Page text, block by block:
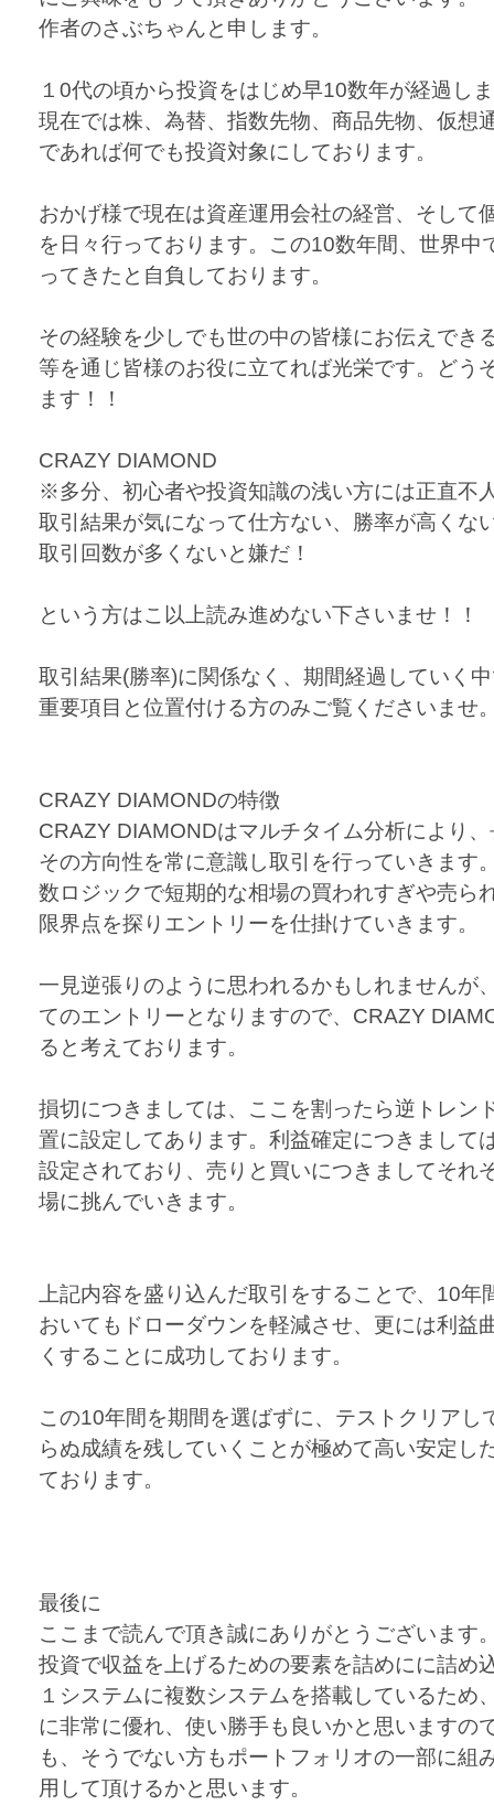
作者のさぶちゃんと申します。
１0代の頃から投資をはじめ早10数年が経過し
現在では株、為替、指数先物、商品先物、仮想
であれば何でも投資対象にしております。
おかげ様で現在は資産運用会社の経営、そして
を日々行っております。この10数年間、世界中
ってきたと自負しております。
その経験を少しでも世の中の皆様にお伝えでき
等を通じ皆様のお役に立てれば光栄です。どう
ます！！
CRAZY DIAMOND
※多分、初心者や投資知識の浅い方には正直不
取引結果が気になって仕方ない、勝率が高くな
取引回数が多くないと嫌だ！
という方はこ以上読み進めない下さいませ！！
取引結果(勝率)に関係なく、期間経過していく
重要項目と位置付ける方のみご覧くださいませ
CRAZY DIAMONDの特徴
CRAZY DIAMONDはマルチタイム分析により
その方向性を常に意識し取引を行っていきます
数ロジックで短期的な相場の買われすぎや売ら
限界点を探りエントリーを仕掛けていきます。
一見逆張りのように思われるかもしれませんが
てのエントリーとなりますので、CRAZY
ると考えております。
損切につきましては、ここを割ったら逆トレン
置に設定してあります。利益確定につきまして
設定されており、売りと買いにつきましてそれ
場に挑んでいきます。
上記内容を盛り込んだ取引をすることで、10
おいてもドローダウンを軽減させ、更には利益
くすることに成功しております。
この10年間を期間を選ばずに、テストクリアし
らぬ成績を残していくことが極めて高い安定し
ております。
最後に
ここまで読んで頂き誠にありがとうございます
投資で収益を上げるための要素を詰めにに詰め
１システムに複数システムを搭載しているため
に非常に優れ、使い勝手も良いかと思いますの
も、そうでない方もポートフォリオの一部に組
用して頂けるかと思います。